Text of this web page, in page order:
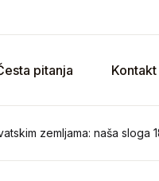
pitanja Kontakt
zemljama: naša sloga